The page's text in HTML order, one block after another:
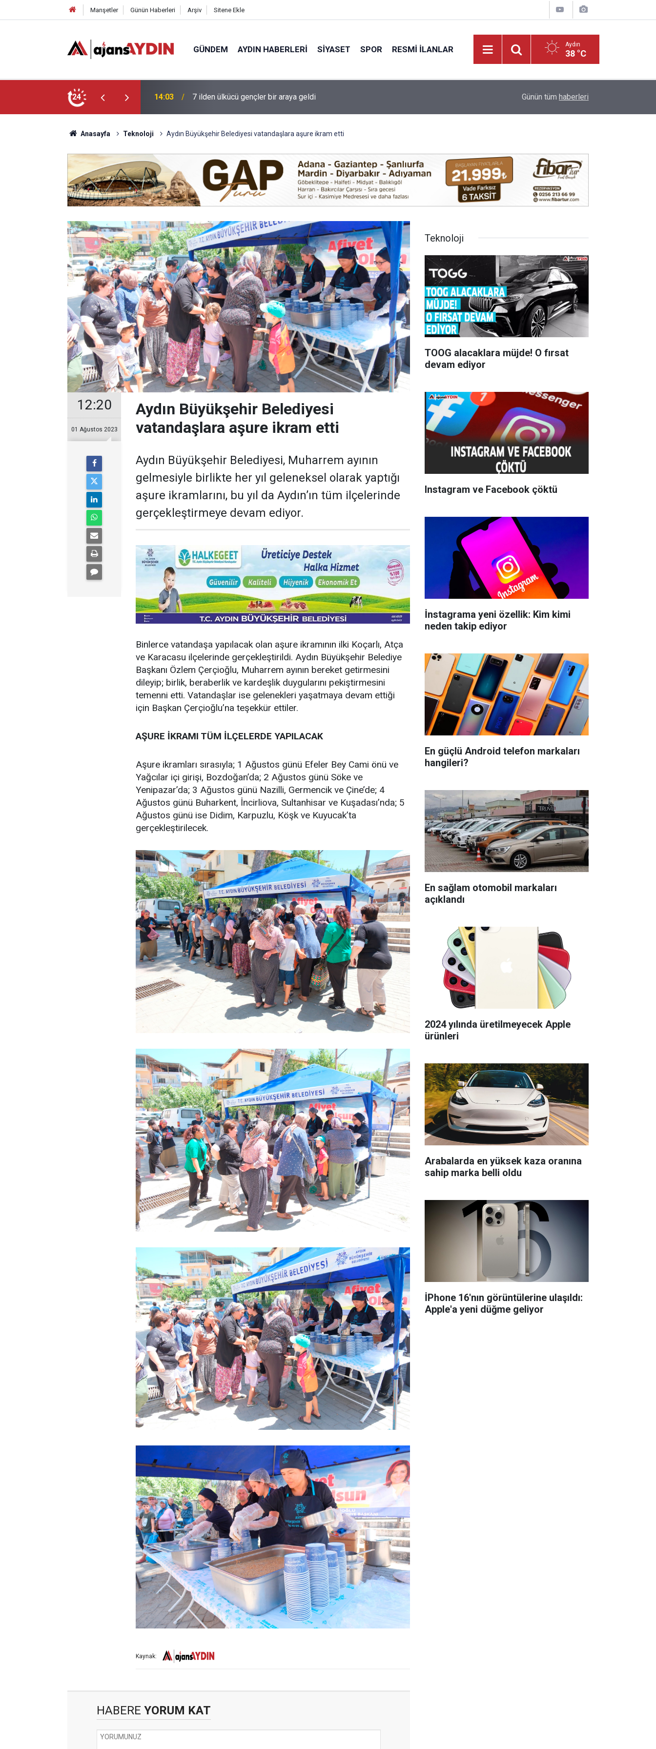
Manşetler Günün Haberleri Arşiv Sitene Ekle
GÜNDEM AYDIN HABERLERI SIYASET SPOR RESMI İLANLAR Aydın
38 °C
24 13:41 Başkan Çerçioğlu'ndan Köşk’te Altyapı Yatırımı Sultanhisar’da cami imamı kalp krizine yenik
Günün tüm haberleri
Anasayfa Teknoloji Aydın Büyükşehir Belediyesi vatandaşlara aşure ikram etti
12:20
01 Ağustos 2023
Aydın Büyükşehir Belediyesi
vatandaşlara aşure ikram etti
Aydın Büyükşehir Belediyesi, Muharrem ayının
gelmesiyle birlikte her yıl geleneksel olarak yaptığı
aşure ikramlarını, bu yıl da Aydın’ın tüm ilçelerinde
gerçekleştirmeye devam ediyor.
Binlerce vatandaşa yapılacak olan aşure ikramının ilki Koçarlı, Atça
ve Karacasu ilçelerinde gerçekleştirildi. Aydın Büyükşehir Belediye
Başkanı Özlem Çerçioğlu, Muharrem ayının bereket getirmesini
dileyip; birlik, beraberlik ve kardeşlik duygularını pekiştirmesini
temenni etti. Vatandaşlar ise gelenekleri yaşatmaya devam ettiği
için Başkan Çerçioğlu’na teşekkür ettiler.
AŞURE İKRAMI TÜM İLÇELERDE YAPILACAK
Aşure ikramları sırasıyla; 1 Ağustos günü Efeler Bey Cami önü ve
Yağcılar içi girişi, Bozdoğan’da; 2 Ağustos günü Söke ve
Yenipazar’da; 3 Ağustos günü Nazilli, Germencik ve Çine’de; 4
Ağustos günü Buharkent, İncirliova, Sultanhisar ve Kuşadası’nda; 5
Ağustos günü ise Didim, Karpuzlu, Köşk ve Kuyucak’ta
gerçekleştirilecek.
Kaynak:
HABERE YORUM KAT
Teknoloji
TOOG alacaklara müjde! O fırsat
devam ediyor
Instagram ve Facebook çöktü
İnstagrama yeni özellik: Kim kimi
neden takip ediyor
En güçlü Android telefon markaları
hangileri?
En sağlam otomobil markaları
açıklandı
2024 yılında üretilmeyecek Apple
ürünleri
Arabalarda en yüksek kaza oranına
sahip marka belli oldu
İPhone 16'nın görüntülerine ulaşıldı:
Apple'a yeni düğme geliyor